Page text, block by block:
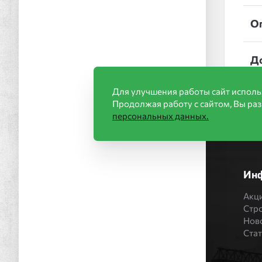
Для улучшения работы сайт
Продолжая работу с сайтом, Вы
персональных данных.